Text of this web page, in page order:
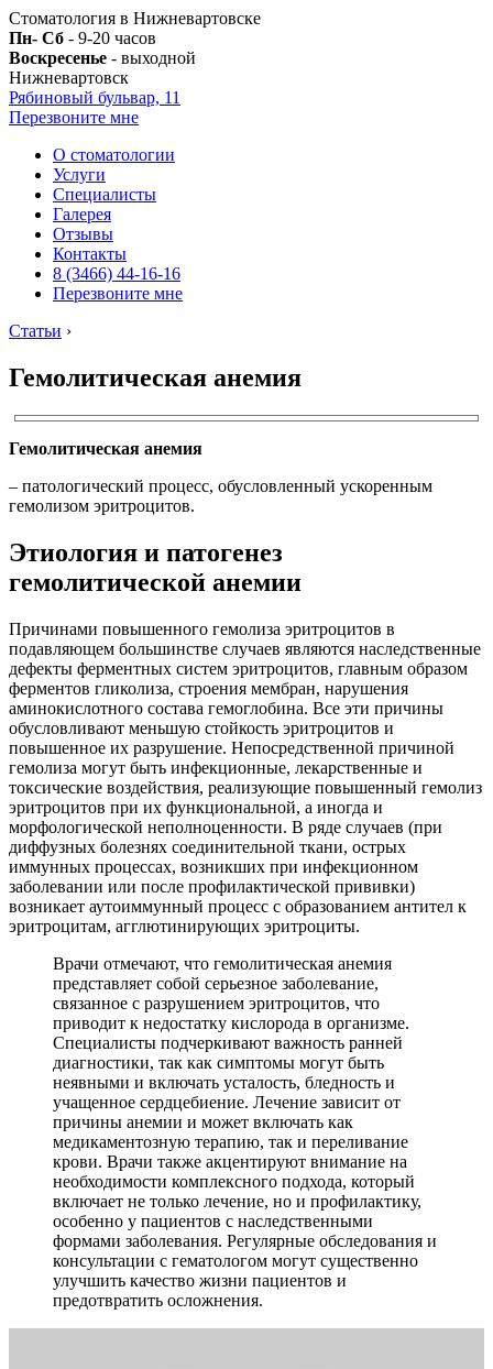
Стоматология в Нижневартовске
Пн- Сб - 9-20 часов
Воскресенье - выходной
Нижневартовск
Рябиновый бульвар, 11
Перезвоните мне
О стоматологии
Услуги
Специалисты
Галерея
Отзывы
Контакты
8 (3466) 44-16-16
Перезвоните мне
Статьи ›
Гемолитическая анемия
Гемолитическая анемия
– патологический процесс, обусловленный ускоренным
гемолизом эритроцитов.
Этиология и патогенез
гемолитической анемии
Причинами повышенного гемолиза эритроцитов в
подавляющем большинстве случаев являются наследственные
дефекты ферментных систем эритроцитов, главным образом
ферментов гликолиза, строения мембран, нарушения
аминокислотного состава гемоглобина. Все эти причины
обусловливают меньшую стойкость эритроцитов и
повышенное их разрушение. Непосредственной причиной
гемолиза могут быть инфекционные, лекарственные и
токсические воздействия, реализующие повышенный гемолиз
эритроцитов при их функциональной, а иногда и
морфологической неполноценности. В ряде случаев (при
диффузных болезнях соединительной ткани, острых
иммунных процессах, возникших при инфекционном
заболевании или после профилактической прививки)
возникает аутоиммунный процесс с образованием антител к
эритроцитам, агглютинирующих эритроциты.
Врачи отмечают, что гемолитическая анемия
представляет собой серьезное заболевание,
связанное с разрушением эритроцитов, что
приводит к недостатку кислорода в организме.
Специалисты подчеркивают важность ранней
диагностики, так как симптомы могут быть
неявными и включать усталость, бледность и
учащенное сердцебиение. Лечение зависит от
причины анемии и может включать как
медикаментозную терапию, так и переливание
крови. Врачи также акцентируют внимание на
необходимости комплексного подхода, который
включает не только лечение, но и профилактику,
особенно у пациентов с наследственными
формами заболевания. Регулярные обследования и
консультации с гематологом могут существенно
улучшить качество жизни пациентов и
предотвратить осложнения.